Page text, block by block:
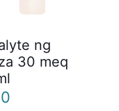
ng
30 meq